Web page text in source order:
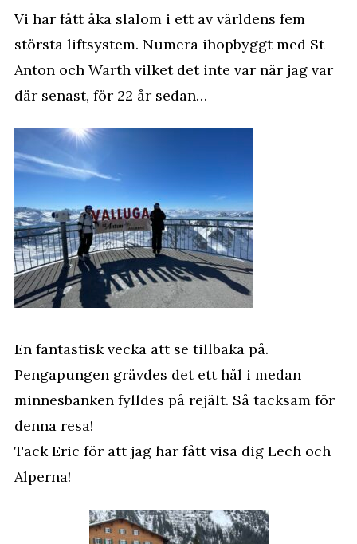
Vi har fått åka slalom i ett av världens fem
största liftsystem. Numera ihopbyggt med St
Anton och Warth vilket det inte var när jag var
där senast, för 22 år sedan…
En fantastisk vecka att se tillbaka på.
Pengapungen grävdes det ett hål i medan
minnesbanken fylldes på rejält. Så tacksam för
denna resa!
Tack Eric för att jag har fått visa dig Lech och
Alperna!